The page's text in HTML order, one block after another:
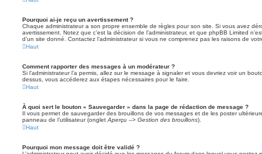
Pourquoi ai-je reçu un avertissement ?
Chaque administrateur a son propre ensemble de règles pour son site. Si vous avez
avertissement. Notez que c’est la décision de l’administrateur, et que phpBB Limited
d’un site donné. Contactez l’administrateur si vous ne comprenez pas les raisons de
Haut
Comment rapporter des messages à un modérateur ?
Si l’administrateur l’a permis, allez sur le message à signaler et vous devriez voir un
dessus, vous accéderez aux étapes nécessaires pour le faire.
Haut
À quoi sert le bouton « Sauvegarder » dans la page de rédaction de message ?
Il vous permet de sauvegarder des brouillons de vos messages et de les poster
panneau de l’utilisateur (onglet Aperçu --> Gestion des brouillons).
Haut
Pourquoi mon message doit être validé ?